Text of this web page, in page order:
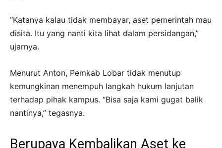
“Katanya kalau tidak membayar, aset pemerintah mau
disita. Itu yang nanti kita lihat dalam persidangan,”
ujarnya.
Menurut Anton, Pemkab Lobar tidak menutup
kemungkinan menempuh langkah hukum lanjutan
terhadap pihak kampus. “Bisa saja kami gugat balik
nantinya,” tegasnya.
Berupaya Kembalikan Aset ke